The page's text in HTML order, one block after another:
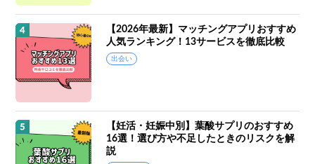
【2026年最新】マッチングアプリおすすめ
人気ランキング！13サービスを徹底比較
出会い
【妊活・妊娠中別】葉酸サプリのおすすめ
16選！選び方や不足したときのリスクを解
説